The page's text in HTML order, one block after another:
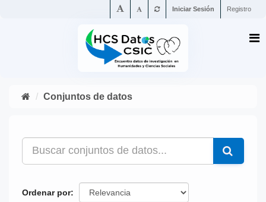
Iniciar Sesión Registro
Conjuntos de datos
Ordenar por